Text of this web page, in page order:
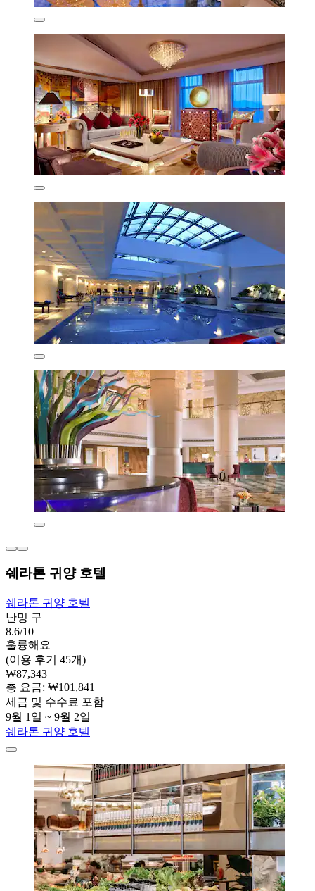
쉐라톤 귀양 호텔
쉐라톤 귀양 호텔
난밍 구
8.6/10
훌륭해요
(이용 후기 45개)
₩87,343
총 요금: ₩101,841
세금 및 수수료 포함
9월 1일 ~ 9월 2일
쉐라톤 귀양 호텔